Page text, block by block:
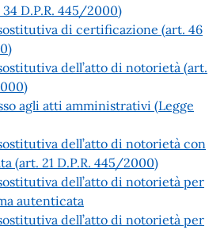
D.P.R. 445/2000)
di certificazione (art. 46
dell’atto di notorietà (art.
agli atti amministrativi (Legge
dell’atto di notorietà con
(art. 21 D.P.R. 445/2000)
dell’atto di notorietà per
autenticata
dell’atto di notorietà per